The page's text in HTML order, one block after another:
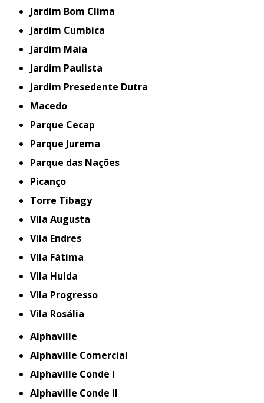
Jardim Bom Clima
Jardim Cumbica
Jardim Maia
Jardim Paulista
Jardim Presedente Dutra
Macedo
Parque Cecap
Parque Jurema
Parque das Nações
Picanço
Torre Tibagy
Vila Augusta
Vila Endres
Vila Fátima
Vila Hulda
Vila Progresso
Vila Rosália
Alphaville
Alphaville Comercial
Alphaville Conde I
Alphaville Conde II